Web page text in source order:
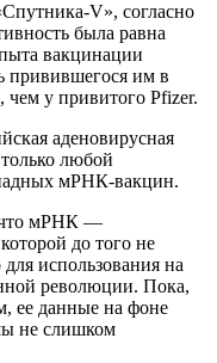
V», согласно
была равна
вакцинации
привившегося им в
чем у привитого Pfizer.
аденовирусная
любой
мРНК-вакцин.
что мРНК —
до того не
использования на
революции. Пока,
ее данные на фоне
не слишком